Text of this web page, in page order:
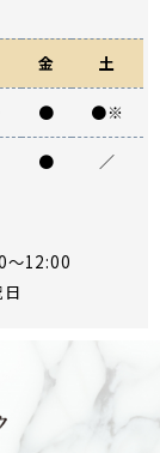
金 土
● ●※
● ／
～12:00